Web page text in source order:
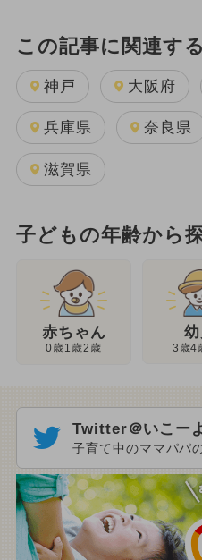
この記事に関連す
神戸 大阪府
兵庫県 奈良県
滋賀県
子どもの年齢から
赤ちゃん
0歳1歳2歳 3歳4
Twitter＠いこー
子育て中のママパパ